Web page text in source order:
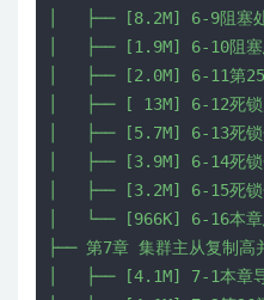
│   ├── [8.2M] 6-9阻塞
│   ├── [1.9M] 6-10阻塞
│   ├── [2.0M] 6-11第25
│   ├── [ 13M] 6-12死锁
│   ├── [5.7M] 6-13死锁
│   ├── [3.9M] 6-14死锁
│   ├── [3.2M] 6-15死锁
│   └── [966K] 6-16本章
├── 第7章 集群主从复制高
│   ├── [4.1M] 7-1本章